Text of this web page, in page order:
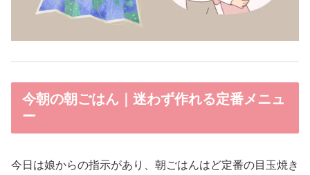
今朝の朝ごはん｜迷わず作れる定番メニュ
ー
今日は娘からの指示があり、朝ごはんはど定番の目玉焼き